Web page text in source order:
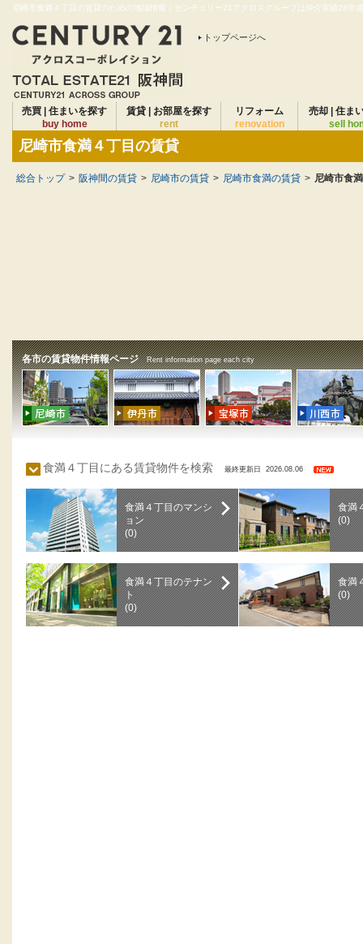
尼崎市食満４丁目の賃貸のための地域情報｜センチュリー21アクロスグループは仲介実績28年
トップページへ
売買 | 住まいを探す
buy home
賃貸 | お部屋を探す
rent
リフォーム
renovation
売却 | 住ま
sell
尼崎市食満４丁目の賃貸
総合トップ > 阪神間の賃貸 > 尼崎市の賃貸 > 尼崎市食満の賃貸 > 尼崎市食
各市の賃貸物件情報ページ Rent information page each city
食満４丁目にある賃貸物件を検索 最終更新日 2026.08.06
食満４丁目のマンシ
ョン
(0)
食満
(0)
食満４丁目のテナン
ト
(0)
食満
(0)